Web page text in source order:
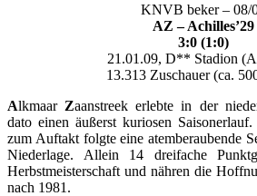
KNVB beker – 08/
AZ – Achilles’29
3:0 (1:0)
21.01.09, D** Stadion
13.313 Zuschauer (ca.
Alkmaar Zaanstreek erlebte in der
dato einen äußerst kuriosen
zum Auftakt folgte eine atemberaubende
Niederlage. Allein 14 dreifache
Herbstmeisterschaft und nähren die
nach 1981.